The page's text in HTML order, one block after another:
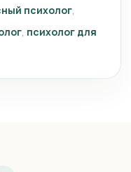
психолог
психолог для